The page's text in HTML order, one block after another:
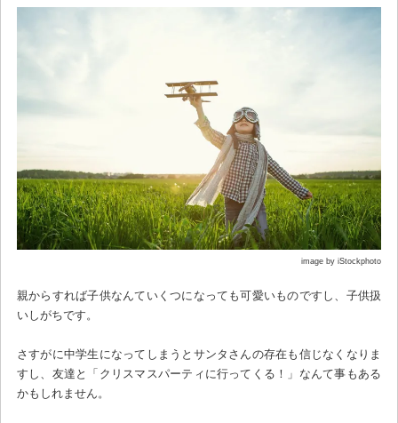
image by iStockphoto
親からすれば子供なんていくつになっても可愛いものですし、子供扱
いしがちです。
さすがに中学生になってしまうとサンタさんの存在も信じなくなりま
すし、友達と「クリスマスパーティに行ってくる！」なんて事もある
かもしれません。